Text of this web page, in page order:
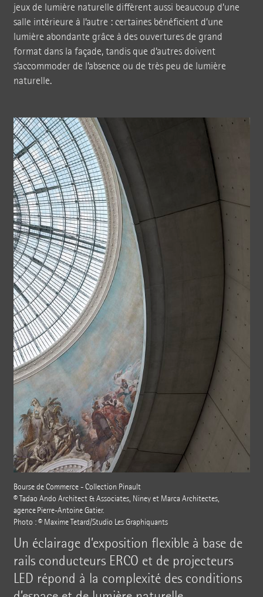
jeux de lumière naturelle diffèrent aussi beaucoup d’une
salle intérieure à l’autre : certaines bénéficient d’une
lumière abondante grâce à des ouvertures de grand
format dans la façade, tandis que d’autres doivent
s’accommoder de l’absence ou de très peu de lumière
naturelle.
Bourse de Commerce - Collection Pinault
© Tadao Ando Architect & Associates, Niney et Marca Architectes,
agence Pierre-Antoine Gatier.
Photo : © Maxime Tetard/Studio Les Graphiquants
Un éclairage d’exposition flexible à base de
rails conducteurs ERCO et de projecteurs
LED répond à la complexité des conditions